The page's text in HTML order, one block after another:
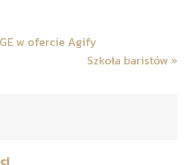
w ofercie Agify
Szkoła baristów »